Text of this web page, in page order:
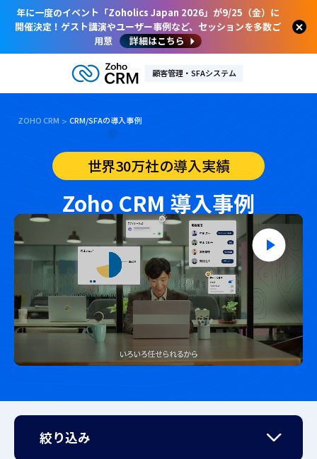
年に一度のイベント「Zoholics Japan 2026」が9/25（金）に
開催決定！ゲスト講演やユーザー事例など、セッションを多数ご
用意
詳細はこちら
顧客管理・SFAシステム
ZOHO CRM CRM/SFAの導入事例
世界30万社の導入実績
Zoho CRM 導入事例
絞り込み